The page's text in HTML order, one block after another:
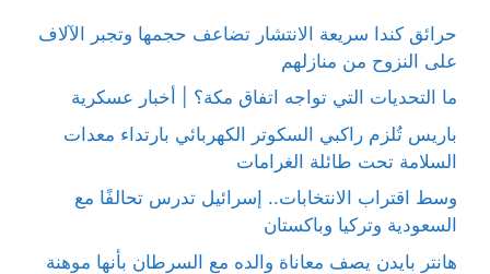
حرائق كندا سريعة الانتشار تضاعف حجمها وتجبر الآلاف
على النزوح من منازلهم
ما التحديات التي تواجه اتفاق مكة؟ | أخبار عسكرية
باريس تُلزم راكبي السكوتر الكهربائي بارتداء معدات
السلامة تحت طائلة الغرامات
وسط اقتراب الانتخابات.. إسرائيل تدرس تحالفًا مع
السعودية وتركيا وباكستان
هانتر بايدن يصف معاناة والده مع السرطان بأنها موهنة